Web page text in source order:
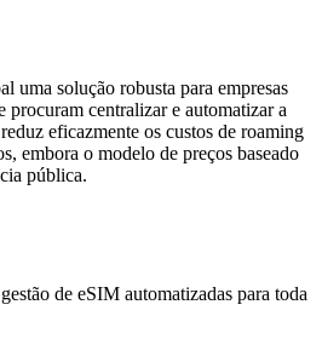
uma solução robusta para empresas
procuram centralizar e automatizar a
eficazmente os custos de roaming
embora o modelo de preços baseado
pública.
de eSIM automatizadas para toda